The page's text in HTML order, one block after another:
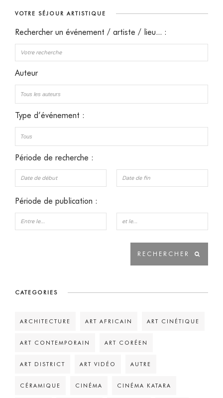
VOTRE SÉJOUR ARTISTIQUE
Rechercher un événement / artiste / lieu... :
Auteur
Type d’événement :
Période de recherche :
Période de publication :
CATEGORIES
ARCHITECTURE ART AFRICAIN ART CINÉTIQUE
ART CONTEMPORAIN ART CORÉEN
ART DISTRICT ART VIDÉO AUTRE
CÉRAMIQUE CINÉMA CINÉMA KATARA